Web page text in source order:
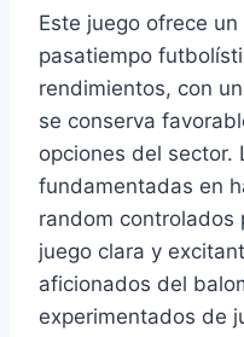
Este juego ofrece
pasatiempo
rendimientos, con
se conserva
opciones del sector.
fundamentadas en
random controlados
juego clara y
aficionados del
experimentados de